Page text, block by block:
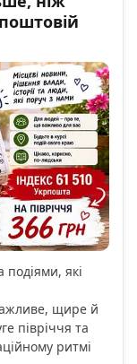
подіями, які
щире й
півріччя та
ритмі